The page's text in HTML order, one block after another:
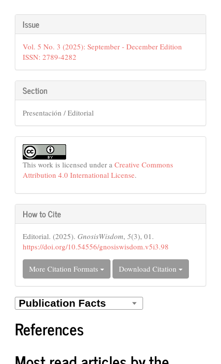
Article
Details
Issue
Vol. 5 No. 3 (2025): September - December Edition
ISSN: 2789-4282
Section
Presentación / Editorial
This work is licensed under a Creative Commons
Attribution 4.0 International License.
How to Cite
Editorial. (2025). GnosisWisdom, 5(3), 01.
https://doi.org/10.54556/gnosiswisdom.v5i3.98
More Citation Formats Download Citation
References